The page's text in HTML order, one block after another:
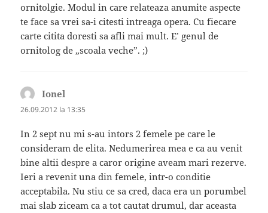
ornitolgie. Modul in care relateaza anumite aspecte
te face sa vrei sa-i citesti intreaga opera. Cu fiecare
carte citita doresti sa afli mai mult. E’ genul de
ornitolog de „scoala veche”. ;)
Ionel
26.09.2012 la 13:35
In 2 sept nu mi s-au intors 2 femele pe care le
consideram de elita. Nedumerirea mea e ca au venit
bine altii despre a caror origine aveam mari rezerve.
Ieri a revenit una din femele, intr-o conditie
acceptabila. Nu stiu ce sa cred, daca era un porumbel
mai slab ziceam ca a tot cautat drumul, dar aceasta